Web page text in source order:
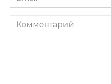
*
Комментарий